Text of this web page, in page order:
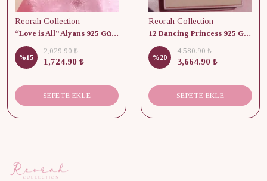
Reorah Collection
“Love is All” Alyans 925 Gümüş - Medium Beden
%15
2,029.90 ₺
1,724.90 ₺
SEPETE EKLE
Reorah Collection
12 Dancing Princess 925 Gümüş/ Kolye, Küpe ve Yüzük Set
%20
4,580.90 ₺
3,664.90 ₺
SEPETE EKLE